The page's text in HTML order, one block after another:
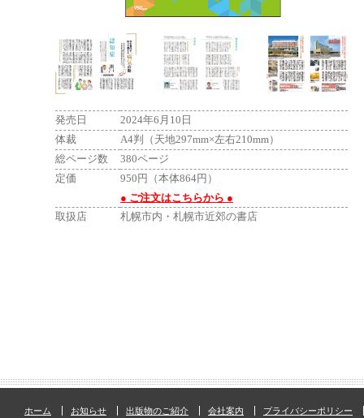
発売日
2024年6月10日
体裁
A4判（天地297mm×左右210mm）
総ページ数
380ページ
定価
950円（本体864円）
● ご注文はこちらから ●
取扱店 札幌市内・札幌市近郊の書店
ホーム お知らせ 出版物のご紹介 会社案内
プライバシーポリシー